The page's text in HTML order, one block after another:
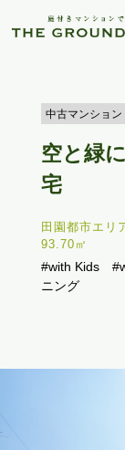
中古マンション
空と緑
宅
田園都市エリ
93.70㎡
#with Kids
ニング